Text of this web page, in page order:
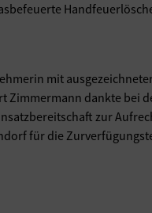
mit
dankte bei
zur
für die